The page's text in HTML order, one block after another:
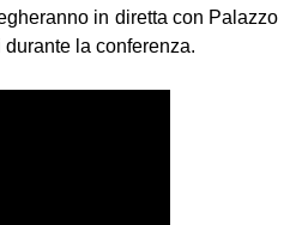
in diretta con Palazzo
la conferenza.